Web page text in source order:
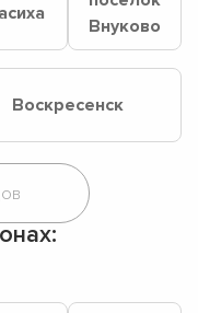
Внуково
Воскресенск